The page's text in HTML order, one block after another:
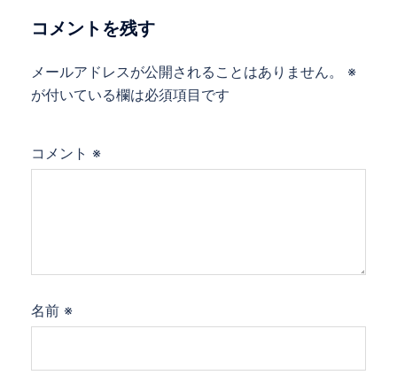
ョ
ン
コメントを残す
メールアドレスが公開されることはありません。
※
が付いている欄は必須項目です
コメント ※
名前 ※